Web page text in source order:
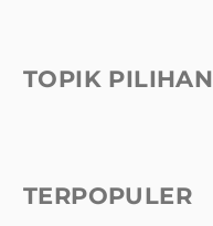
TOPIK PILIHAN
TERPOPULER